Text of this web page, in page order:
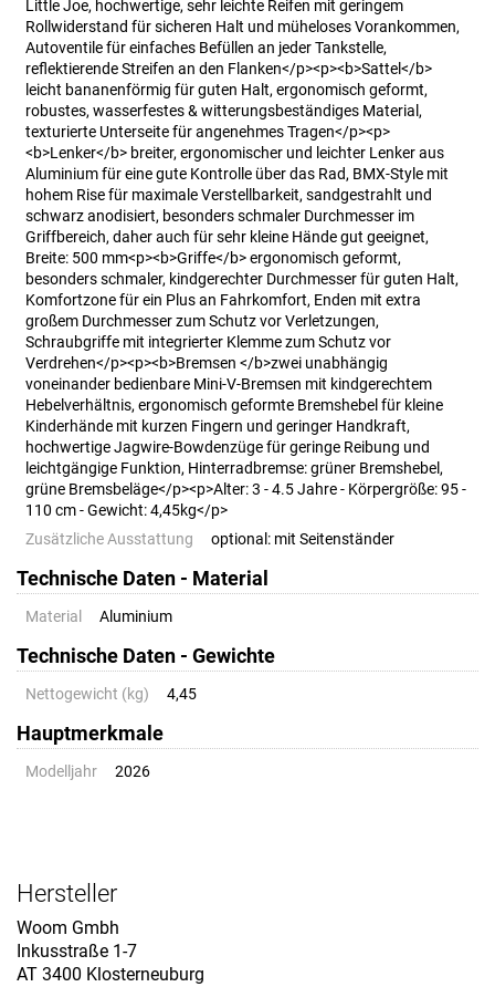
Little Joe, hochwertige, sehr leichte Reifen mit geringem
Rollwiderstand für sicheren Halt und müheloses Vorankommen,
Autoventile für einfaches Befüllen an jeder Tankstelle,
reflektierende Streifen an den Flanken</p><p><b>Sattel</b>
leicht bananenförmig für guten Halt, ergonomisch geformt,
robustes, wasserfestes & witterungsbeständiges Material,
texturierte Unterseite für angenehmes Tragen</p><p>
<b>Lenker</b> breiter, ergonomischer und leichter Lenker aus
Aluminium für eine gute Kontrolle über das Rad, BMX-Style mit
hohem Rise für maximale Verstellbarkeit, sandgestrahlt und
schwarz anodisiert, besonders schmaler Durchmesser im
Griffbereich, daher auch für sehr kleine Hände gut geeignet,
Breite: 500 mm<p><b>Griffe</b> ergonomisch geformt,
besonders schmaler, kindgerechter Durchmesser für guten Halt,
Komfortzone für ein Plus an Fahrkomfort, Enden mit extra
großem Durchmesser zum Schutz vor Verletzungen,
Schraubgriffe mit integrierter Klemme zum Schutz vor
Verdrehen</p><p><b>Bremsen </b>zwei unabhängig
voneinander bedienbare Mini-V-Bremsen mit kindgerechtem
Hebelverhältnis, ergonomisch geformte Bremshebel für kleine
Kinderhände mit kurzen Fingern und geringer Handkraft,
hochwertige Jagwire-Bowdenzüge für geringe Reibung und
leichtgängige Funktion, Hinterradbremse: grüner Bremshebel,
grüne Bremsbeläge</p><p>Alter: 3 - 4.5 Jahre - Körpergröße: 95 -
110 cm - Gewicht: 4,45kg</p>
Zusätzliche Ausstattung
optional: mit Seitenständer
Technische Daten - Material
Material Aluminium
Technische Daten - Gewichte
Nettogewicht (kg) 4,45
Hauptmerkmale
Modelljahr 2026
Hersteller
Woom Gmbh
Inkusstraße 1-7
AT 3400 Klosterneuburg